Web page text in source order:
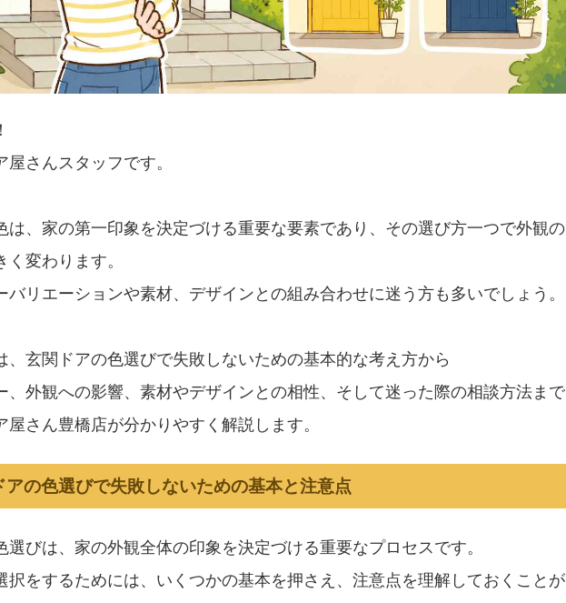
屋さんスタッフです。
は、家の第一印象を決定づける重要な要素であり、その選び方一つで外観の
く変わります。
バリエーションや素材、デザインとの組み合わせに迷う方も多いでしょう。
、玄関ドアの色選びで失敗しないための基本的な考え方から
、外観への影響、素材やデザインとの相性、そして迷った際の相談方法まで
屋さん豊橋店が分かりやすく解説します。
アの色選びで失敗しないための基本と注意点
選びは、家の外観全体の印象を決定づける重要なプロセスです。
択をするためには、いくつかの基本を押さえ、注意点を理解しておくことが